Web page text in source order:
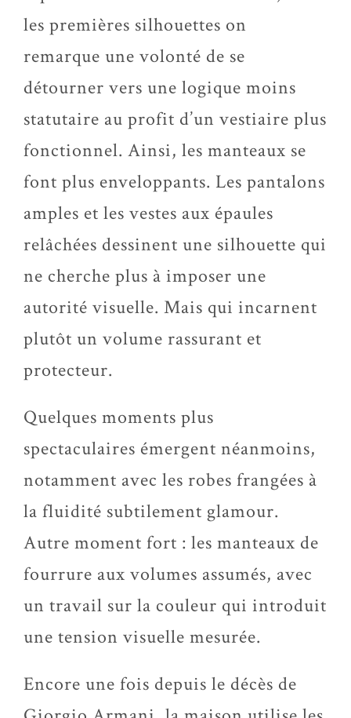
les premières silhouettes on
remarque une volonté de se
détourner vers une logique moins
statutaire au profit d’un vestiaire plus
fonctionnel. Ainsi, les manteaux se
font plus enveloppants. Les pantalons
amples et les vestes aux épaules
relâchées dessinent une silhouette qui
ne cherche plus à imposer une
autorité visuelle. Mais qui incarnent
plutôt un volume rassurant et
protecteur.
Quelques moments plus
spectaculaires émergent néanmoins,
notamment avec les robes frangées à
la fluidité subtilement glamour.
Autre moment fort : les manteaux de
fourrure aux volumes assumés, avec
un travail sur la couleur qui introduit
une tension visuelle mesurée.
Encore une fois depuis le décès de